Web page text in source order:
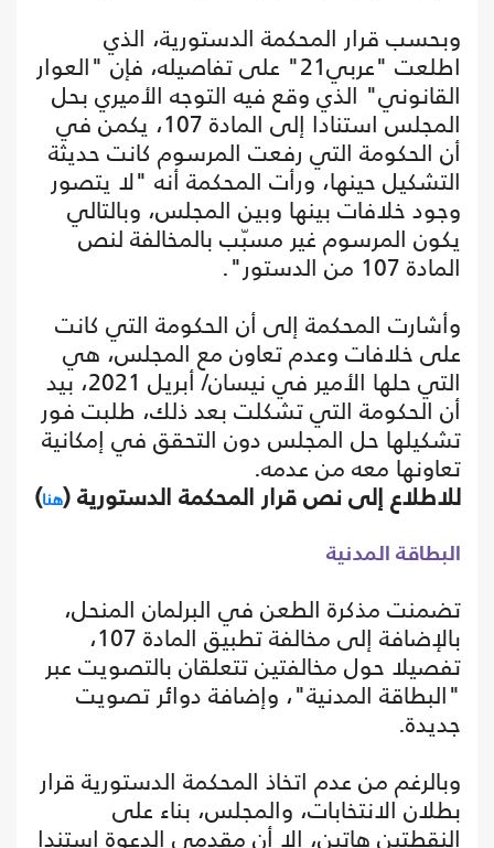
وبحسب قرار المحكمة الدستورية، الذي
اطلعت "عربي21" على تفاصيله، فإن "العوار
القانوني" الذي وقع فيه التوجه الأميري بحل
المجلس استنادا إلى المادة 107، يكمن في
أن الحكومة التي رفعت المرسوم كانت حديثة
التشكيل حينها، ورأت المحكمة أنه "لا يتصور
وجود خلافات بينها وبين المجلس، وبالتالي
يكون المرسوم غير مسبّب بالمخالفة لنص
المادة 107 من الدستور".
وأشارت المحكمة إلى أن الحكومة التي كانت
على خلافات وعدم تعاون مع المجلس، هي
التي حلها الأمير في نيسان/ أبريل 2021، بيد
أن الحكومة التي تشكلت بعد ذلك، طلبت فور
تشكيلها حل المجلس دون التحقق في إمكانية
تعاونها معه من عدمه.
للاطلاع إلى نص قرار المحكمة الدستورية (هنا)
البطاقة المدنية
تضمنت مذكرة الطعن في البرلمان المنحل،
بالإضافة إلى مخالفة تطبيق المادة 107،
تفصيلا حول مخالفتين تتعلقان بالتصويت عبر
"البطاقة المدنية"، وإضافة دوائر تصويت
جديدة.
وبالرغم من عدم اتخاذ المحكمة الدستورية قرار
بطلان الانتخابات، والمجلس، بناء على
النقطتين هاتين، إلا أن مقدمي الدعوة استندا